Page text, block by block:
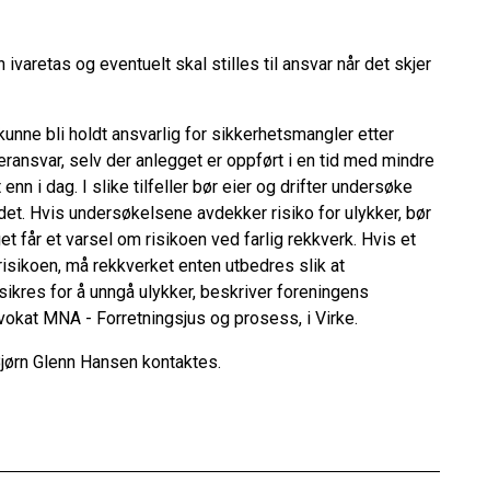
ivaretas og eventuelt skal stilles til ansvar når det skjer
bli holdt ansvarlig for sikkerhetsmangler etter
selv der anlegget er oppført i en tid med mindre
i dag. I slike tilfeller bør eier og drifter undersøke
Hvis undersøkelsene avdekker risiko for ulykker, bør
får et varsel om risikoen ved farlig rekkverk. Hvis et
må rekkverket enten utbedres slik at
for å unngå ulykker, beskriver foreningens
MNA - Forretningsjus og prosess, i Virke.
Glenn Hansen kontaktes.